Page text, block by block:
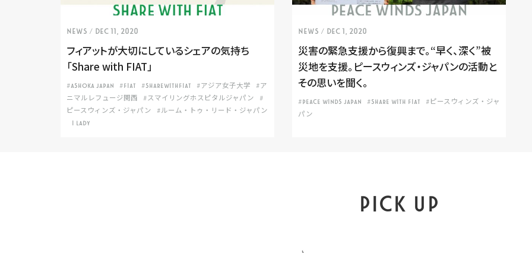
NEWS / Dec 11, 2020
フィアットが大切にしているシェアの気持ち
「Share with FIAT」
#ASHOKA JAPAN #FIAT #SHAREWITHFIAT #アジア女子大学
#ア
ニマルレフュージ関西
#スマイリングホスピタルジャパン
#
ピースウィンズ・ジャパン
#ルーム・トゥ・リード・ジャパン
I LADY
NEWS / Dec 1, 2020
災害の緊急支援から復興まで。“早く、深く”被
災地を支援。ピースウィンズ・ジャパンの活動と
その思いを聞く。
#PEACE WINDS JAPAN #SHARE WITH FIAT
#ピースウィンズ・ジャ
パン
PICK UP